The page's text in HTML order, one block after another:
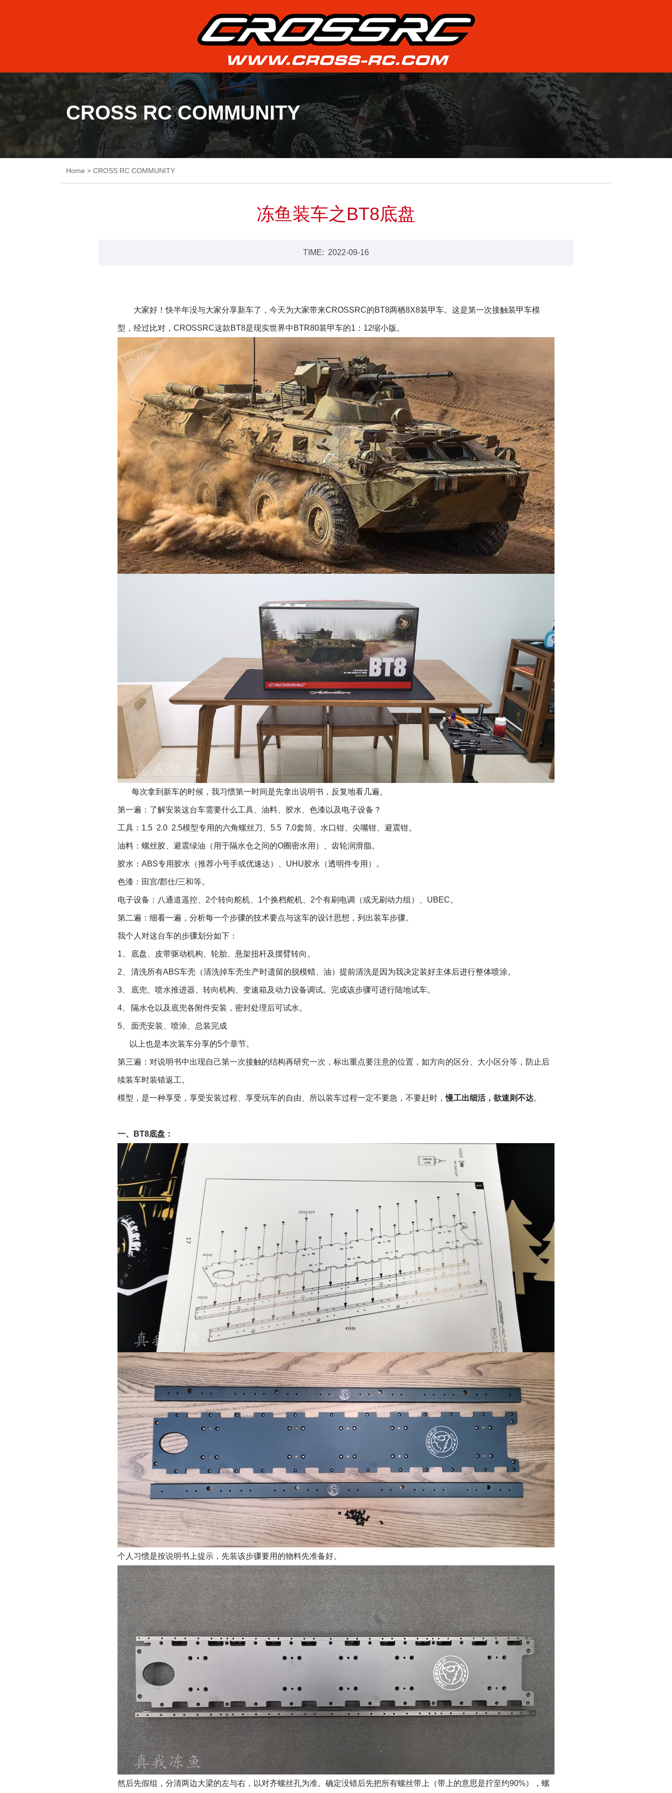
CROSS RC COMMUNITY
Home > CROSS RC COMMUNITY
冻鱼装车之BT8底盘
TIME: 2022-09-16
大家好！快半年没与大家分享新车了，今天为大家带来CROSSRC的BT8两栖8X8装甲车。这是第一次接触装甲车模
型，经过比对， CROSSRC这款BT8是现实世界中 BTR80装甲车的1 ： 12缩小版。
每次拿到新车的时候，我习惯第一时间是先拿出说明书，反复地看几遍。
第一遍：了解安装这台车需要什么工具、油料、胶水、色漆以及电子设备？
工具： 1.5 2.0 2.5模型专用的六角螺丝刀、 5.5 7.0套筒、水口钳、尖嘴钳、避震钳。
油料：螺丝胶、避震绿油（用于隔水仓之间的O圈密水用）、齿轮润滑脂。
胶水： ABS专用胶水（推荐小号手或优速达）、 UHU胶水（透明件专用）。
色漆：田宫/郡仕/三和等。
电子设备：八通道遥控、 2个转向舵机、 1个换档舵机、 2个有刷电调（或无刷动力组）、 UBEC。
第二遍：细看一遍，分析每一个步骤的技术要点与这车的设计思想，列出装车步骤。
我个人对这台车的步骤划分如下：
1、 底盘、皮带驱动机构、轮胎、悬架扭杆及摆臂转向。
2、 清洗所有ABS车壳（清洗掉车壳生产时遗留的脱模蜡、油）提前清洗是因为我决定装好主体后进行整体喷涂。
3、 底兜、喷水推进器、转向机构、变速箱及动力设备调试。完成该步骤可进行陆地试车。
4、 隔水仓以及底兜各附件安装，密封处理后可试水。
5、 面壳安装、喷涂、总装完成
以上也是本次装车分享的5个章节。
第三遍：对说明书中出现自己第一次接触的结构再研究一次，标出重点要注意的位置，如方向的区分、大小区分等，防止后
续装车时装错返工。
模型，是一种享受，享受安装过程、享受玩车的自由、所以装车过程一定不要急，不要赶时，慢工出细活，欲速则不达。
一、 BT8底盘：
个人习惯是按说明书上提示，先装该步骤要用的物料先准备好。
然后先假组，分清两边大梁的左与右，以对齐螺丝孔为准。确定没错后先把所有螺丝带上（带上的意思是拧至约90%），螺